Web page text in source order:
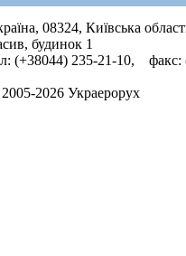
08324, Київська
будинок 1
(+38044) 235-21-10, факс:
2026 Украерорух